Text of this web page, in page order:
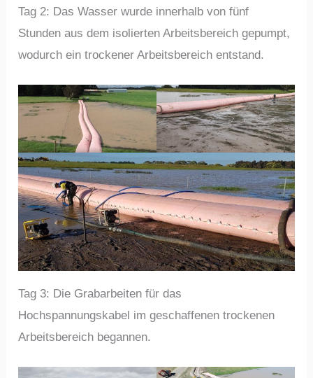
Tag 2: Das Wasser wurde innerhalb von fünf
Stunden aus dem isolierten Arbeitsbereich gepumpt,
wodurch ein trockener Arbeitsbereich entstand.
Tag 3: Die Grabarbeiten für das
Hochspannungskabel im geschaffenen trockenen
Arbeitsbereich begannen.